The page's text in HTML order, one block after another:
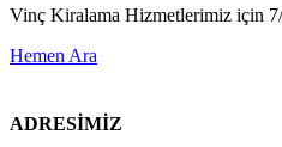
Vinç Kiralama Hizmetlerimiz için
Hemen Ara
ADRESİMİZ